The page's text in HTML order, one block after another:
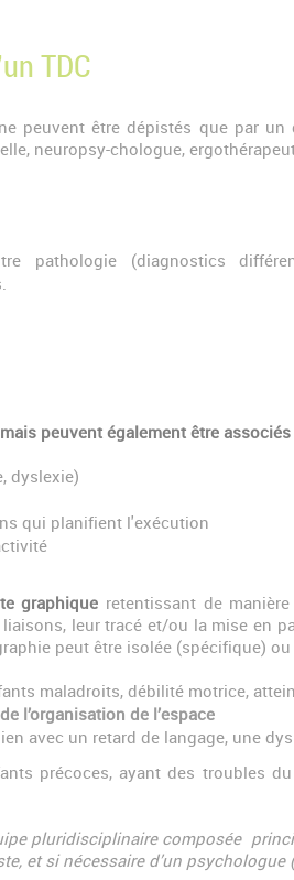
TDC
peuvent être dépistés que par
neuropsy-chologue,
pathologie (diagnostics
peuvent également être
dyslexie)
qui planifient l'exécution
graphique retentissant de
leur tracé et/ou la mise en
peut être isolée (spécifique)
maladroits, débilité motrice,
l’organisation de l’espace
avec un retard de langage, une
précoces, ayant des troubles
pluridisciplinaire composée
et si nécessaire d’un